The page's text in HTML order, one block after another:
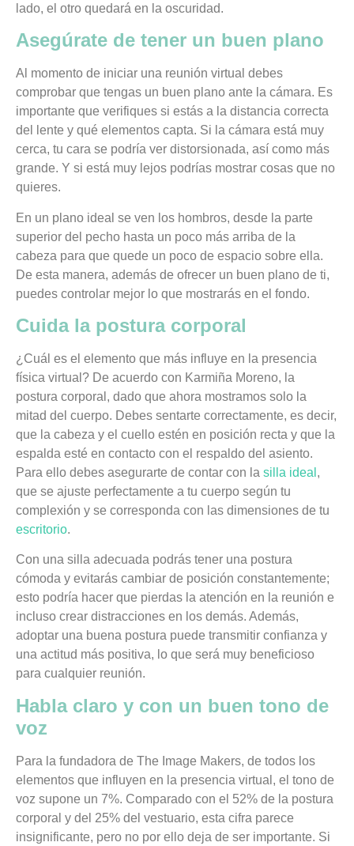
lado, el otro quedará en la oscuridad.
Asegúrate de tener un buen plano
Al momento de iniciar una reunión virtual debes
comprobar que tengas un buen plano ante la cámara. Es
importante que verifiques si estás a la distancia correcta
del lente y qué elementos capta. Si la cámara está muy
cerca, tu cara se podría ver distorsionada, así como más
grande. Y si está muy lejos podrías mostrar cosas que no
quieres.
En un plano ideal se ven los hombros, desde la parte
superior del pecho hasta un poco más arriba de la
cabeza para que quede un poco de espacio sobre ella.
De esta manera, además de ofrecer un buen plano de ti,
puedes controlar mejor lo que mostrarás en el fondo.
Cuida la postura corporal
¿Cuál es el elemento que más influye en la presencia
física virtual? De acuerdo con Karmiña Moreno, la
postura corporal, dado que ahora mostramos solo la
mitad del cuerpo. Debes sentarte correctamente, es decir,
que la cabeza y el cuello estén en posición recta y que la
espalda esté en contacto con el respaldo del asiento.
Para ello debes asegurarte de contar con la silla ideal ,
que se ajuste perfectamente a tu cuerpo según tu
complexión y se corresponda con las dimensiones de tu
escritorio.
Con una silla adecuada podrás tener una postura
cómoda y evitarás cambiar de posición constantemente;
esto podría hacer que pierdas la atención en la reunión e
incluso crear distracciones en los demás. Además,
adoptar una buena postura puede transmitir confianza y
una actitud más positiva, lo que será muy beneficioso
para cualquier reunión.
Habla claro y con un buen tono de
voz
Para la fundadora de The Image Makers, de todos los
elementos que influyen en la presencia virtual, el tono de
voz supone un 7%. Comparado con el 52% de la postura
corporal y del 25% del vestuario, esta cifra parece
insignificante, pero no por ello deja de ser importante. Si